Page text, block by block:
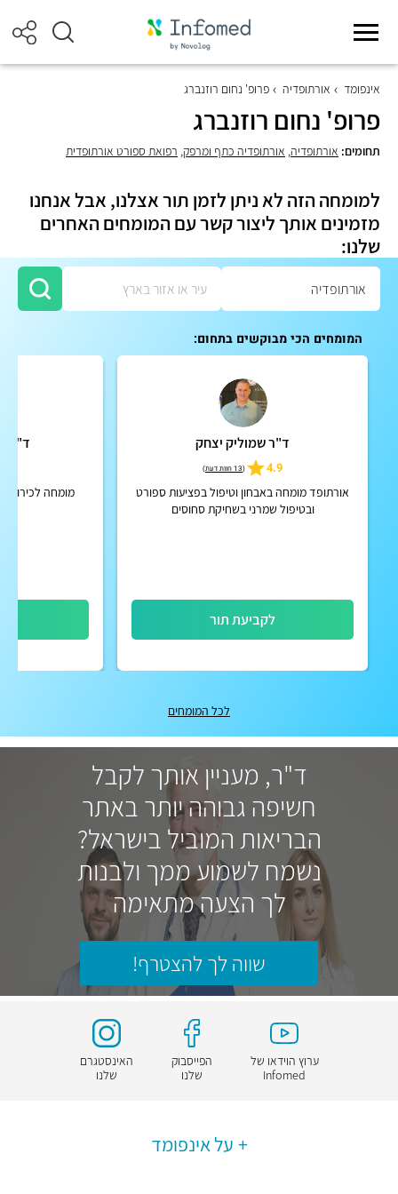
אינפומד אורתופדיה פרופ' נחום רוזנברג
פרופ' נחום רוזנברג
תחומים: אורתופדיה, אורתופדיה כתף ומרפק, רפואת ספורט אורתופדית
למומחה הזה לא ניתן לזמן תור אצלנו, אבל אנחנו
מזמינים אותך ליצור קשר עם המומחים האחרים
שלנו:
המומחים הכי מבוקשים בתחום:
ד"ר שמוליק יצחק
4.9
(13 חוות דעת )
אורתופד מומחה באבחון וטיפול בפציעות ספורט
ובטיפול שמרני בשחיקת סחוסים
לקביעת תור
ד"ר
מומחה
לכל המומחים
ד"ר, מעניין אותך לקבל
חשיפה גבוהה יותר באתר
הבריאות המוביל בישראל?
נשמח לשמוע ממך ולבנות
לך הצעה מתאימה
שווה לך להצטרף!
ערוץ הוידאו של
Infomed
הפייסבוק
שלנו
האינסטגרם
שלנו
על אינפומד